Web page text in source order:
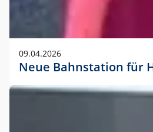
09.04.2026
Neue Bahnstation für